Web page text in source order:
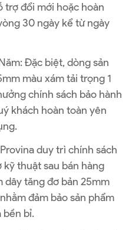
trợ đổi mới hoặc hoàn
30 ngày kể từ ngày
: Đặc biệt, dòng sản
màu xám tải trọng 1
chính sách bảo hành
khách hoàn toàn yên
duy trì chính sách
thuật sau bán hàng
dây tăng đơ bản 25mm
đảm bảo sản phẩm
bền bỉ.